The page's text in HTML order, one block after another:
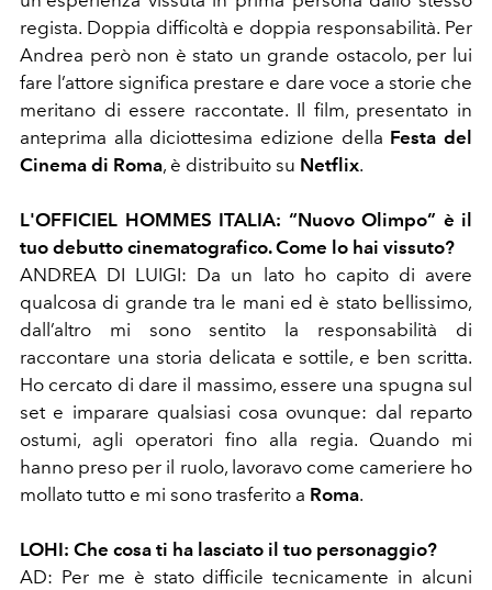
regista. Doppia difficoltà e doppia responsabilità. Per
Andrea però non è stato un grande ostacolo, per lui
fare l’attore significa prestare e dare voce a storie che
meritano di essere raccontate. Il film, presentato in
anteprima alla diciottesima edizione della Festa del
Cinema di Roma, è distribuito su Netflix.
L'OFFICIEL HOMMES ITALIA: “Nuovo Olimpo” è il
tuo debutto cinematografico. Come lo hai vissuto?
ANDREA DI LUIGI: Da un lato ho capito di avere
qualcosa di grande tra le mani ed è stato bellissimo,
dall’altro mi sono sentito la responsabilità di
raccontare una storia delicata e sottile, e ben scritta.
Ho cercato di dare il massimo, essere una spugna sul
set e imparare qualsiasi cosa ovunque: dal reparto
ostumi, agli operatori fino alla regia. Quando mi
hanno preso per il ruolo, lavoravo come cameriere ho
mollato tutto e mi sono trasferito a Roma.
LOHI: Che cosa ti ha lasciato il tuo personaggio?
AD: Per me è stato difficile tecnicamente in alcuni